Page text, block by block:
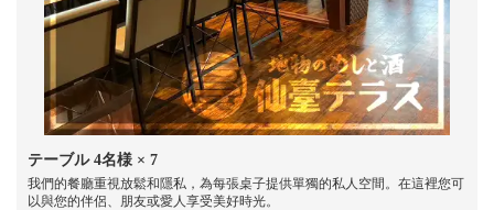
テーブル4名様 × 7
我們的餐廳重視放鬆和隱私，為每張桌子提供單獨的私人空間。在這裡您可
以與您的伴侶、朋友或愛人享受美好時光。